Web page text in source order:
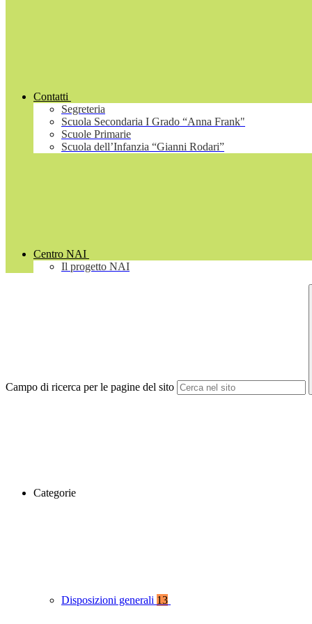
Contatti
Segreteria
Scuola Secondaria I Grado “Anna Frank"
Scuole Primarie
Scuola dell’Infanzia “Gianni Rodari”
Centro NAI
Il progetto NAI
Campo di ricerca per le pagine del sito
Categorie
Disposizioni generali 13